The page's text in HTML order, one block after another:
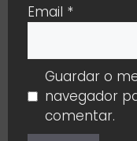
Email *
Guardar o
navegador
comentar.